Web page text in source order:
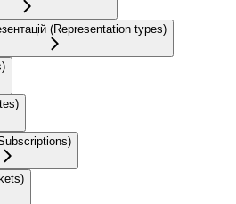
(Representation types)